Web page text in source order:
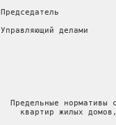
Председатель
Управляющий
Предельные нормативы
квартир жилых